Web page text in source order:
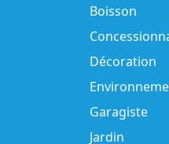
Boisson
Décoration
Garagiste
Jardin